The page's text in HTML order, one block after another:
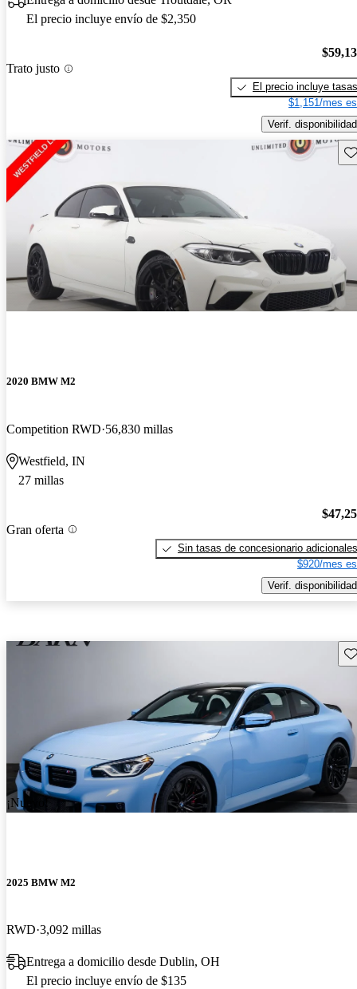
El precio incluye envío de $2,350
Trato justo
El precio incluye tasas
$1,151/mes
Verif. disponibilidad
2020 BMW M2
Competition RWD 56,830 millas
Westfield, IN
27 millas
Gran oferta
Sin tasas de concesionario adicionales
$920/mes
Verif. disponibilidad
¡Nuevo!
2025 BMW M2
RWD 3,092 millas
Entrega a domicilio desde Dublin, OH
El precio incluye envío de $135